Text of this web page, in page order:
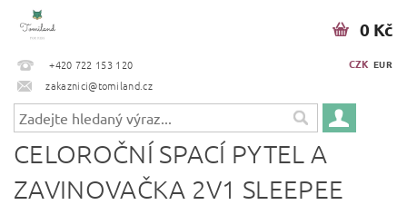
+420 722 153 120
zakaznici@tomiland.cz
CZK EUR
0 Kč
CELOROČNÍ SPACÍ PYTEL A
ZAVINOVAČKA 2V1 SLEEPEE